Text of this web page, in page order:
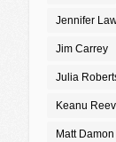
Jennifer
Jim Carrey
Julia
Keanu
Matt Damon